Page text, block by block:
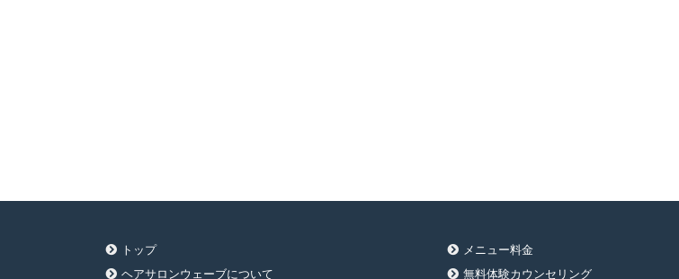
トップ
ヘアサロンウェーブについて
メニュー料金
無料体験カウンセリング